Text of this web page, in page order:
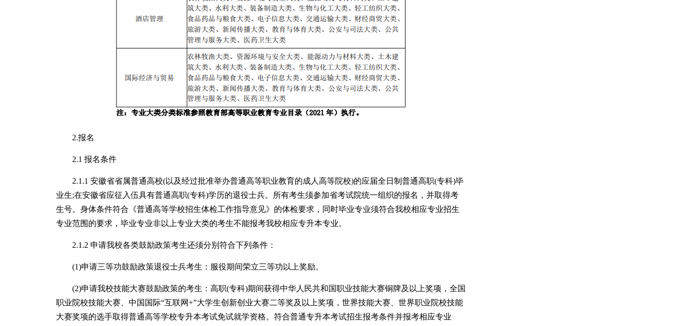
2.报名
2.1 报名条件
2.1.1 安徽省省属普通高校(以及经过批准举办普通高等职业教育的成人高等院校)的应届全日制普通高职(专科)毕
业生;在安徽省应征入伍具有普通高职(专科)学历的退役士兵。所有考生须参加省考试院统一组织的报名，并取得考
生号。身体条件符合《普通高等学校招生体检工作指导意见》的体检要求，同时毕业专业须符合我校相应专业招生
专业范围的要求，毕业专业非以上专业大类的考生不能报考我校相应专升本专业。
2.1.2 申请我校各类鼓励政策考生还须分别符合下列条件：
(1)申请三等功鼓励政策退役士兵考生：服役期间荣立三等功以上奖励。
(2)申请我校技能大赛鼓励政策的考生：高职(专科)期间获得中华人民共和国职业技能大赛铜牌及以上奖项，全国
职业院校技能大赛、中国国际“互联网+”大学生创新创业大赛二等奖及以上奖项，世界技能大赛、世界职业院校技能
大赛奖项的选手取得普通高等学校专升本考试免试就学资格。符合普通专升本考试招生报考条件并报考相应专业